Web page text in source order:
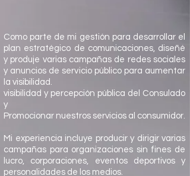
Como parte de mi gestión para desarrollar el
plan estratégico de comunicaciones, diseñé
y produje varias campañas de redes sociales
y anuncios de servicio público para aumentar
la visibilidad.
visibilidad y percepción pública del Consulado
y
Promocionar nuestros servicios al consumidor.
Mi experiencia incluye producir y dirigir varias
campañas para organizaciones sin fines de
lucro, corporaciones, eventos deportivos y
personalidades de los medios.